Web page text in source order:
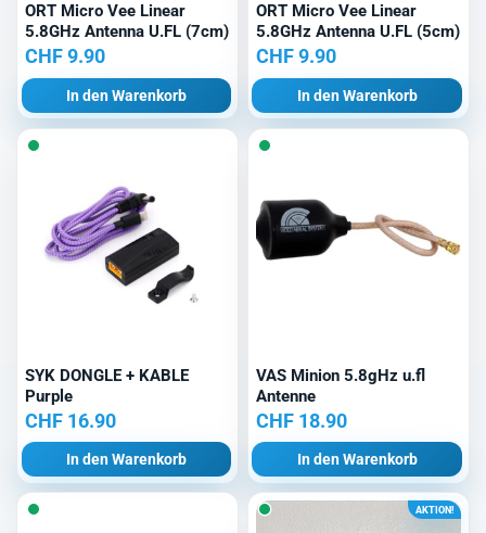
ORT Micro Vee Linear
5.8GHz Antenna U.FL (7cm)
CHF9.90
In den Warenkorb
ORT Micro Vee Linear
5.8GHz Antenna U.FL (5cm)
CHF9.90
In den Warenkorb
SYK DONGLE + KABLE
Purple
CHF 16.90
In den Warenkorb
VAS Minion 5.8gHz u.fl
Antenne
CHF18.90
In den Warenkorb
AKTION!